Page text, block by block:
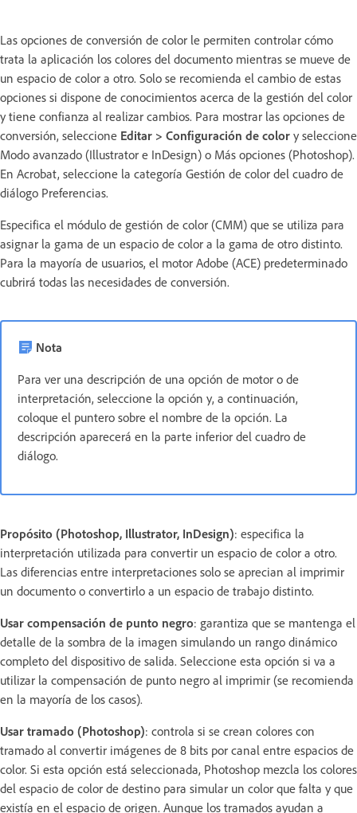
Las opciones de conversión de color le permiten controlar cómo
trata la aplicación los colores del documento mientras se mueve de
un espacio de color a otro. Solo se recomienda el cambio de estas
opciones si dispone de conocimientos acerca de la gestión del color
y tiene confianza al realizar cambios. Para mostrar las opciones de
conversión, seleccione Editar > Configuración de color y seleccione
Modo avanzado (Illustrator e InDesign) o Más opciones (Photoshop).
En Acrobat, seleccione la categoría Gestión de color del cuadro de
diálogo Preferencias.
Especifica el módulo de gestión de color (CMM) que se utiliza para
asignar la gama de un espacio de color a la gama de otro distinto.
Para la mayoría de usuarios, el motor Adobe (ACE) predeterminado
cubrirá todas las necesidades de conversión.
Nota
Para ver una descripción de una opción de motor o de
interpretación, seleccione la opción y, a continuación,
coloque el puntero sobre el nombre de la opción. La
descripción aparecerá en la parte inferior del cuadro de
diálogo.
Propósito (Photoshop, Illustrator, InDesign): especifica la
interpretación utilizada para convertir un espacio de color a otro.
Las diferencias entre interpretaciones solo se aprecian al imprimir
un documento o convertirlo a un espacio de trabajo distinto.
Usar compensación de punto negro: garantiza que se mantenga el
detalle de la sombra de la imagen simulando un rango dinámico
completo del dispositivo de salida. Seleccione esta opción si va a
utilizar la compensación de punto negro al imprimir (se recomienda
en la mayoría de los casos).
Usar tramado (Photoshop): controla si se crean colores con
tramado al convertir imágenes de 8 bits por canal entre espacios de
color. Si esta opción está seleccionada, Photoshop mezcla los colores
del espacio de color de destino para simular un color que falta y que
existía en el espacio de origen. Aunque los tramados ayudan a